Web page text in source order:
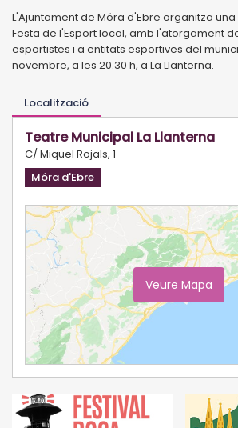
L'Ajuntament de Móra d'Ebre organitza
Festa de l'Esport local, amb l'atorgament
esportistes i a entitats esportives del
novembre, a les 20.30 h, a La Llanterna.
Localització
Teatre Municipal La Llanterna
C/ Miquel Rojals, 1
Móra d'Ebre
Veure Mapa